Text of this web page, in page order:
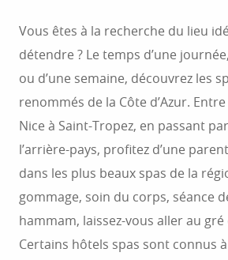
Vous êtes à la recherche du lieu
détendre ? Le temps d’une
ou d’une semaine, découvrez les
renommés de la Côte d’Azur.
Nice à Saint-Tropez, en passant
l’arrière-pays, profitez d’une
dans les plus beaux spas de la
gommage, soin du corps, séance
hammam, laissez-vous aller au gré
Certains hôtels spas sont connus